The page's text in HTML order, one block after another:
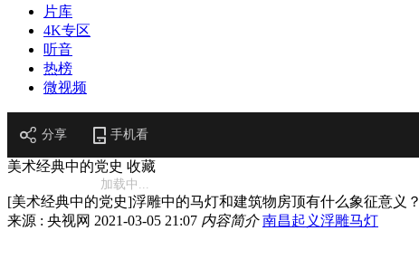
片库
4K专区
听音
热榜
微视频
分享 手机看
美术经典中的党史 收藏
加载中...
[美术经典中的党史]浮雕中的马灯和建筑物房顶有什么象征意义？
来源 : 央视网 2021-03-05 21:07 内容简介 南昌起义浮雕马灯